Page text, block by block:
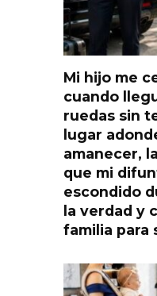
Mi hijo me
cuando
ruedas sin
lugar
amanecer,
que mi
escondido
la verdad y
familia para